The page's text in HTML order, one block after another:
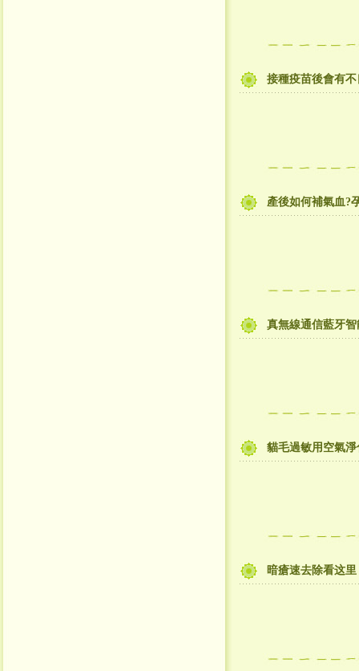
接種疫苗後會有
產後如何補氣血?
真無線通信藍牙
貓毛過敏用空氣
暗瘡速去除看这里